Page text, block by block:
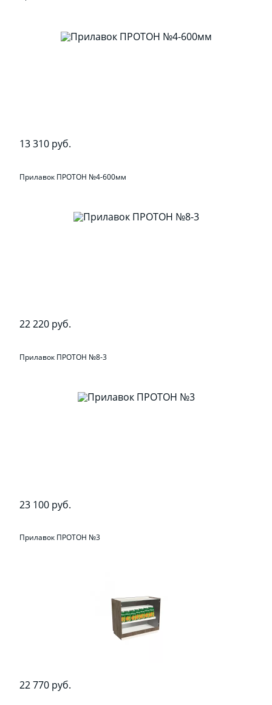
13 310 руб.
Прилавок ПРОТОН №4-600мм
22 220 руб.
Прилавок ПРОТОН №8-3
23 100 руб.
Прилавок ПРОТОН №3
22 770 руб.